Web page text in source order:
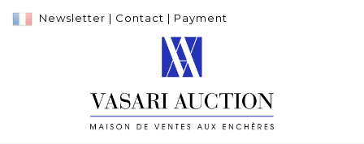
Newsletter | Contact | Payment